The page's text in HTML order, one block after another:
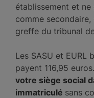
établissement et
comme
greffe du tribunal
Les SASU et EURL
payent 116,95
votre siège social
immatriculé sans